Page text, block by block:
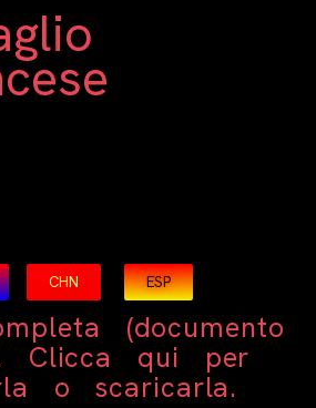
CHN ESP
(documento
Clicca qui per
o scaricarla.